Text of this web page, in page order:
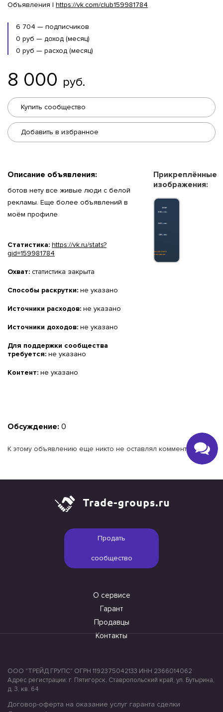
Объявления | https://vk.com/club159981784
6 704 — подписчиков
0 руб — доход (месяц)
0 руб — расход (месяц)
8 000 руб.
Купить сообщество
Добавить в избранное
Описание объявления:
ботов нету все живые люди с белой
рекламы. Еще более объявлений в
моём профиле
Статистика: https://vk.ru/stats?
gid=159981784
Охват: статистика закрыта
Способы раскрутки: не указано
Источники расходов: не указано
Источники доходов: не указано
Для поддержки сообщества
требуется: не указано
Контент: не указано
Прикреплённые
изображения:
Обсуждение: 0
К этому объявлению еще никто не оставлял комментариев.
Продать
сообщество
О сервисе
Гарант
Продавцы
Контакты
ООО "ТРЕЙД ГРУПС" ОГРН 1192375042133 ИНН 2366014062
Адрес регистрации: г. Пятигорск, Ставропольский край, ул. Бутырина,
д. 3, кв. 64
Договор-оферта на оказание услуг гаранта сделки